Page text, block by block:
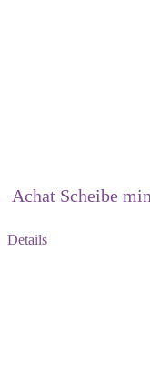
Achat Scheibe
Details